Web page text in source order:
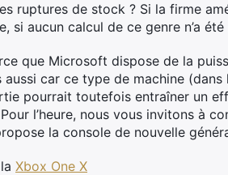
ruptures de stock ? Si la firme
si aucun calcul de ce genre n’a
que Microsoft dispose de la
aussi car ce type de machine
pourrait toutefois entraîner un
l’heure, nous vous invitons à
la console de nouvelle
Xbox One X